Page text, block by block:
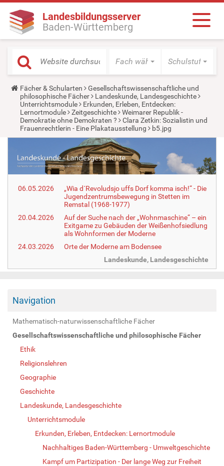
Landesbildungsserver
Baden-Württemberg
Fach wählen Schulstufe
Y
o
u
a
r
e
h
e
:
Fächer & Schularten
Gesellschaftswissenschaftliche und
philosophische Fächer
Landeskunde, Landesgeschichte
Unterrichtsmodule
Erkunden, Erleben, Entdecken:
Lernortmodule
Zeitgeschichte
Weimarer Republik -
Demokratie ohne Demokraten ?
Clara Zetkin: Sozialistin und
Frauenrechtlerin - Eine Plakatausstellung
b5.jpg
06.05.2026
„Wia d´Revoludsjo uffs Dorf komma isch!“ - Die
Jugendzentrumsbewegung in Stetten im
Remstal (1968-1977)
20.04.2026
Auf der Suche nach der „Wohnmaschine“ – ein
Exitgame zu Gebäuden der Weißenhofsiedlung
als Wohnformen der Moderne
24.03.2026
Orte der Moderne am Bodensee
Landeskunde, Landesgeschichte
Navigation
Mathematisch-naturwissenschaftliche Fächer
Gesellschaftswissenschaftliche und philosophische Fächer
Ethik
Religionslehren
Geographie
Geschichte
Landeskunde, Landesgeschichte
Unterrichtsmodule
Erkunden, Erleben, Entdecken: Lernortmodule
Nachhaltiges Baden-Württemberg - Umweltgeschichte
Kampf um Partizipation - Der lange Weg zur Freiheit